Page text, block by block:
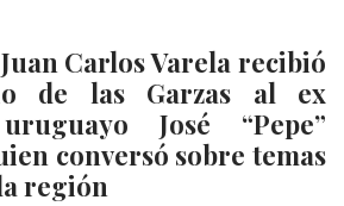
Carlos Varela recibió
de las Garzas al ex
José “Pepe”
conversó sobre temas
región